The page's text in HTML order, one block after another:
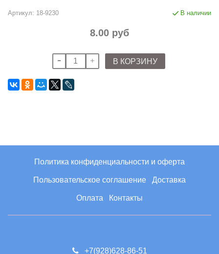
Артикул: 18-9230 В наличии
8.00 руб
В КОРЗИНУ
Политика конфиденциальности и оферта
Пользовательское соглашение Доставка
Оплата Контакты
+7(928)628-86-51